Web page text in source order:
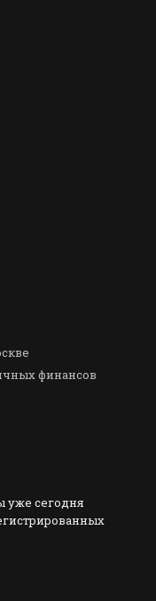
финансов
уже сегодня